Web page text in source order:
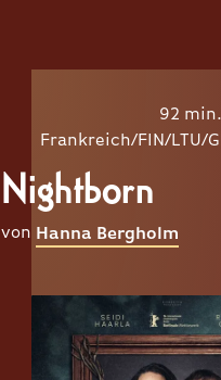
92 min.
Frankreich/FIN/LTU/
Nightborn
von Hanna Bergholm